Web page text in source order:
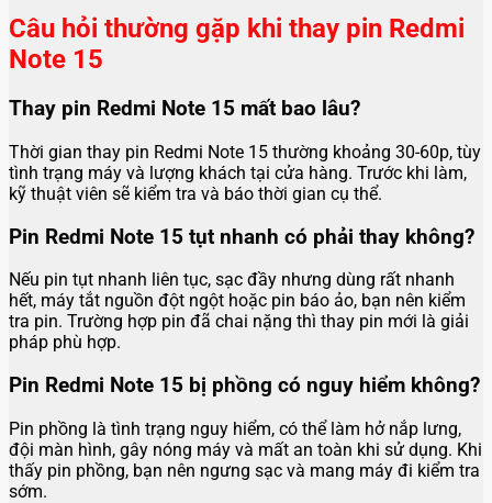
Câu hỏi thường gặp khi thay pin Redmi
Note 15
Thay pin Redmi Note 15 mất bao lâu?
Thời gian thay pin Redmi Note 15 thường khoảng 30-60p, tùy
tình trạng máy và lượng khách tại cửa hàng. Trước khi làm,
kỹ thuật viên sẽ kiểm tra và báo thời gian cụ thể.
Pin Redmi Note 15 tụt nhanh có phải thay không?
Nếu pin tụt nhanh liên tục, sạc đầy nhưng dùng rất nhanh
hết, máy tắt nguồn đột ngột hoặc pin báo ảo, bạn nên kiểm
tra pin. Trường hợp pin đã chai nặng thì thay pin mới là giải
pháp phù hợp.
Pin Redmi Note 15 bị phồng có nguy hiểm không?
Pin phồng là tình trạng nguy hiểm, có thể làm hở nắp lưng,
đội màn hình, gây nóng máy và mất an toàn khi sử dụng. Khi
thấy pin phồng, bạn nên ngưng sạc và mang máy đi kiểm tra
sớm.